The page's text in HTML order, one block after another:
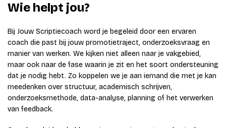
Wie helpt jou?
Bij Jouw Scriptiecoach word je begeleid door een ervaren
coach die past bij jouw promotietraject, onderzoeksvraag en
manier van werken. We kijken niet alleen naar je vakgebied,
maar ook naar de fase waarin je zit en het soort ondersteuning
dat je nodig hebt. Zo koppelen we je aan iemand die met je kan
meedenken over structuur, academisch schrijven,
onderzoeksmethode, data-analyse, planning of het verwerken
van feedback.